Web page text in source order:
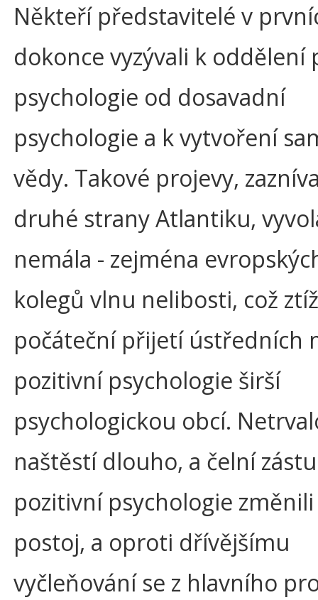
Někteří představitelé v
dokonce vyzývali k oddělení
psychologie od dosavadní
psychologie a k vytvoření
vědy. Takové projevy,
druhé strany Atlantiku,
nemála - zejména
kolegů vlnu nelibosti, což
počáteční přijetí ústředních
pozitivní psychologie širší
psychologickou obcí.
naštěstí dlouho, a čelní
pozitivní psychologie
postoj, a oproti dřívějšímu
vyčleňování se z hlavního